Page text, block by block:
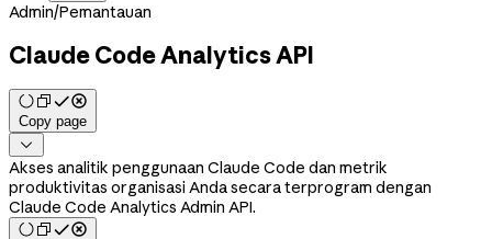
Admin/Pemantauan
Claude Code Analytics API
Copy page

Akses analitik penggunaan Claude Code dan metrik
produktivitas organisasi Anda secara terprogram dengan
Claude Code Analytics Admin API.